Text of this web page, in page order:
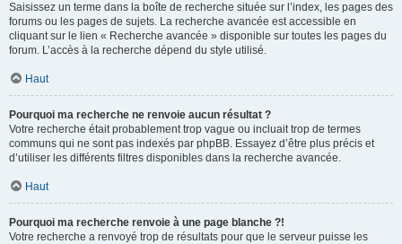
Saisissez un terme dans la boîte de recherche située sur l’index, les pages des
forums ou les pages de sujets. La recherche avancée est accessible en
cliquant sur le lien « Recherche avancée » disponible sur toutes les pages du
forum. L’accès à la recherche dépend du style utilisé.
Haut
Pourquoi ma recherche ne renvoie aucun résultat ?
Votre recherche était probablement trop vague ou incluait trop de termes
communs qui ne sont pas indexés par phpBB. Essayez d’être plus précis et
d’utiliser les différents filtres disponibles dans la recherche avancée.
Haut
Pourquoi ma recherche renvoie à une page blanche ?!
Votre recherche a renvoyé trop de résultats pour que le serveur puisse les